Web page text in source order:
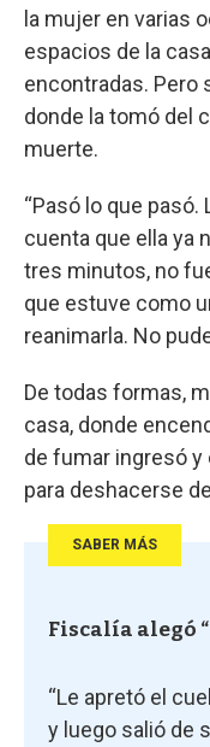
la mujer en varias
espacios de la
encontradas. Pero
donde la tomó del
muerte.
“Pasó lo que pasó.
cuenta que ella ya
tres minutos, no
que estuve como
reanimarla. No
De todas formas,
casa, donde
de fumar ingresó y
para deshacerse
SABER MÁS
Fiscalía alegó
“Le apretó el
y luego salió de